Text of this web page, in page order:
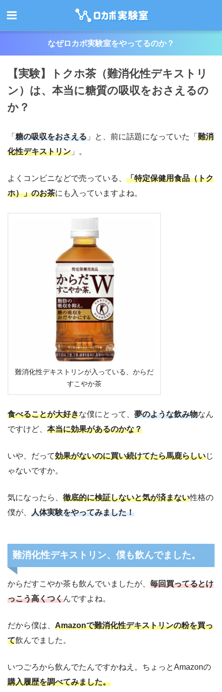
なぜロカボ実験室をやってるのか？
【実験】トクホ茶（難消化性デキストリ
ン）は、本当に糖質の吸収をおさえるの
か？
「 糖の吸収をおさえる 」と、前に話題になっていた「 難消
化性デキストリン 」。
よくコンビニなどで売っている、 「特定保健用食品（トク
ホ）」のお茶にも入っていますよね。
難消化性デキストリンが入っている、からだ
すこやか茶
食べることが大好きな僕にとって、 夢のような飲み物なん
ですけど、 本当に効果があるのかな？
いや、だって効果がないのに買い続けてたら馬鹿らしいじ
ゃないですか。
気になったら、 徹底的に検証しないと気が済まない性格の
僕が、 人体実験をやってみました！
難消化性デキストリン、僕も飲んでました。
からだすこやか茶も飲んでいましたが、 毎回買ってるとけ
っこう高くつくんですよね。
だから僕は、 Amazonで難消化性デキストリンの粉を買っ
て飲んでました。
いつごろから飲んでたんですかねえ。ちょっとAmazonの
購入履歴を調べてみました。